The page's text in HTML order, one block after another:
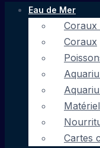
Eau de Mer
Coraux
Coraux
Cartes